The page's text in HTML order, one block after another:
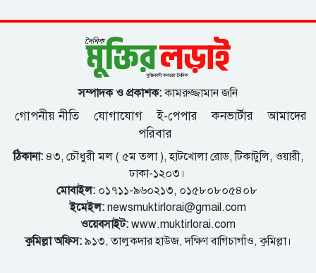
সম্পাদক ও প্রকাশক:কামরুজ্জামান জনি
গোপনীয় নীতি যোগাযোগ ই-পেপার কনভার্টার
আমাদের
পরিবার
ঠিকানা:৪৩, চৌধুরী মল ( ৫ম তলা ), হাটখোলা রোড, টিকাটুলি, ওয়ারী,
ঢাকা-১২০৩।
মোবাইল:০১৭১১-৯৬০২১৩, ০১৫৮০৮০৫৪০৮
ইমেইল: newsmuktirlorai@gmail.com
ওয়েবসাইট: www.muktirlorai.com
কুমিল্লা অফিস: ৯১৩, তালুকদার হাউজ, দক্ষিণ বাগিচাগাঁও, কুমিল্লা।